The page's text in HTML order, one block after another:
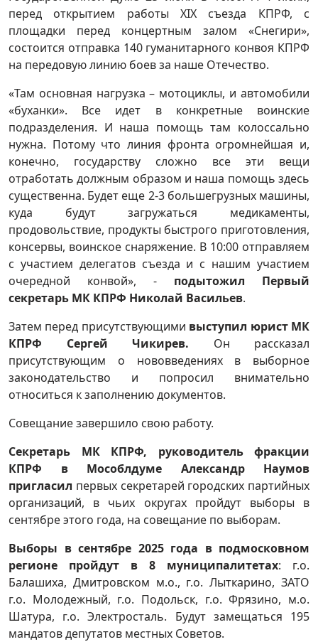
перед открытием работы XIX съезда КПРФ, с
площадки перед концертным залом «Снегири»,
состоится отправка 140 гуманитарного конвоя КПРФ
на передовую линию боев за наше Отечество.
«Там основная нагрузка – мотоциклы, и автомобили
«буханки». Все идет в конкретные воинские
подразделения. И наша помощь там колоссально
нужна. Потому что линия фронта огромнейшая и,
конечно, государству сложно все эти вещи
отработать должным образом и наша помощь здесь
существенна. Будет еще 2-3 большегрузных машины,
куда будут загружаться медикаменты,
продовольствие, продукты быстрого приготовления,
консервы, воинское снаряжение. В 10:00 отправляем
с участием делегатов съезда и с нашим участием
очередной конвой», - подытожил Первый
секретарь МК КПРФ Николай Васильев.
Затем перед присутствующими выступил юрист МК
КПРФ Сергей Чикирев. Он рассказал
присутствующим о нововведениях в выборное
законодательство и попросил внимательно
относиться к заполнению документов.
Совещание завершило свою работу.
Секретарь МК КПРФ, руководитель фракции
КПРФ в Мособлдуме Александр Наумов
пригласил первых секретарей городских партийных
организаций, в чьих округах пройдут выборы в
сентябре этого года, на совещание по выборам.
Выборы в сентябре 2025 года в подмосковном
регионе пройдут в 8 муниципалитетах: г.о.
Балашиха, Дмитровском м.о., г.о. Лыткарино, ЗАТО
г.о. Молодежный, г.о. Подольск, г.о. Фрязино, м.о.
Шатура, г.о. Электросталь. Будут замещаться 195
мандатов депутатов местных Советов.